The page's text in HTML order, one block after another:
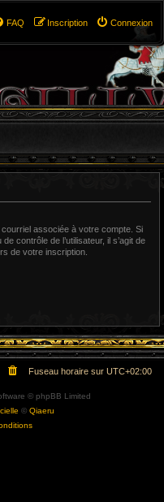
Connexion
Inscription
FAQ
associée à votre compte. Si
contrôle de l’utilisateur, il s’agit de
de votre inscription.
Fuseau horaire sur UTC+02:00
© phpBB Limited
© Qiaeru